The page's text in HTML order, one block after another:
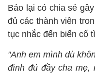
Bảo lại có chia sẻ
đủ các thành viên
tục nhắc đến biến cố
"Anh em mình dù
đình đủ đầy cha mẹ,